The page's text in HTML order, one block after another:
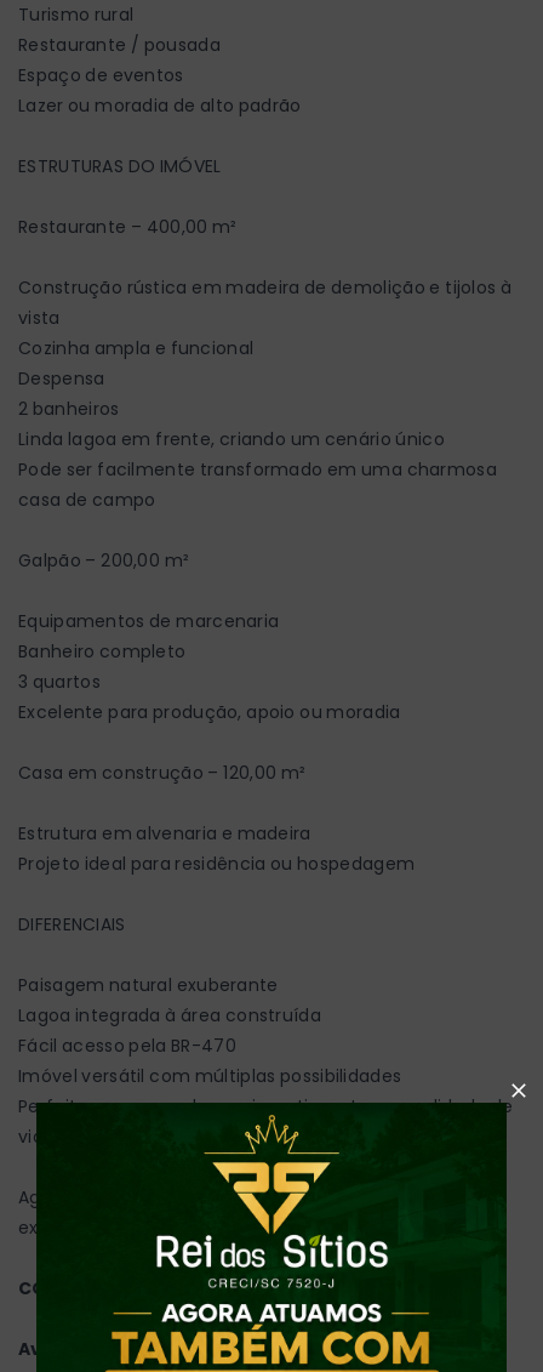
Turismo rural
Restaurante / pousada
Espaço de eventos
Lazer ou moradia de alto padrão
ESTRUTURAS DO IMÓVEL
Restaurante – 400,00 m²
Construção rústica em madeira de demolição e tijolos à
vista
Cozinha ampla e funcional
Despensa
2 banheiros
Linda lagoa em frente, criando um cenário único
Pode ser facilmente transformado em uma charmosa
casa de campo
Galpão – 200,00 m²
Equipamentos de marcenaria
Banheiro completo
3 quartos
Excelente para produção, apoio ou moradia
Casa em construção – 120,00 m²
Estrutura em alvenaria e madeira
Projeto ideal para residência ou hospedagem
DIFERENCIAIS
Paisagem natural exuberante
Lagoa integrada à área construída
Fácil acesso pela BR-470
Imóvel versátil com múltiplas possibilidades
Perfeito para quem busca investimento ou qualidade de
vida no campo
Agende uma visita para saber mais e conhecer essa
excelente oportunidade de investimento!
CONDIÇÕES DE PAGAMENTO:
Avalia-se recebimento de veículo como parte de